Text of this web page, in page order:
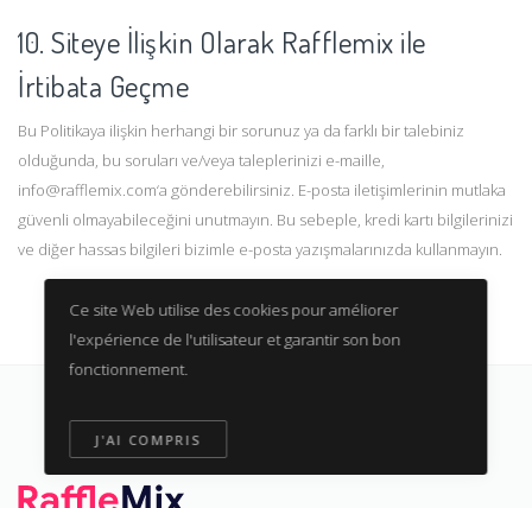
10. Siteye İlişkin Olarak Rafflemix ile
İrtibata Geçme
Bu Politikaya ilişkin herhangi bir sorunuz ya da farklı bir talebiniz
olduğunda, bu soruları ve/veya taleplerinizi e-maille,
info@rafflemix.com‘a gönderebilirsiniz. E-posta iletişimlerinin mutlaka
güvenli olmayabileceğini unutmayın. Bu sebeple, kredi kartı bilgilerinizi
ve diğer hassas bilgileri bizimle e-posta yazışmalarınızda kullanmayın.
Ce site Web utilise des cookies pour améliorer
l'expérience de l'utilisateur et garantir son bon
fonctionnement.
J'AI COMPRIS